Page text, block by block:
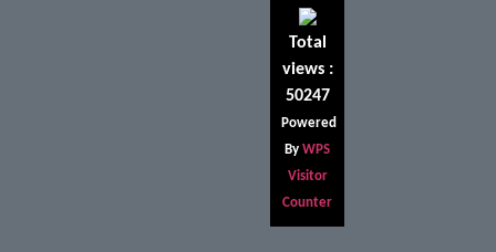
Total
views :
50247
Powered
By WPS
Visitor
Counter